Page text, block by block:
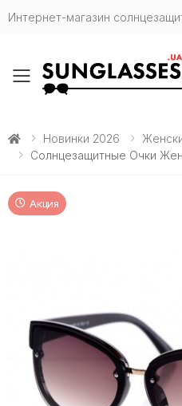
Интернет-магазин
Toggle mobile
Новинки 2026
Солнцезащитные Очки
Акция